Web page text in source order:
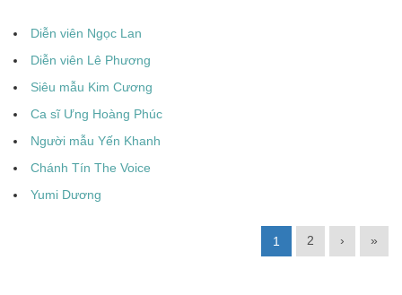
Diễn viên Ngọc Lan
Diễn viên Lê Phương
Siêu mẫu Kim Cương
Ca sĩ Ưng Hoàng Phúc
Người mẫu Yến Khanh
Chánh Tín The Voice
Yumi Dương
1 2 › »